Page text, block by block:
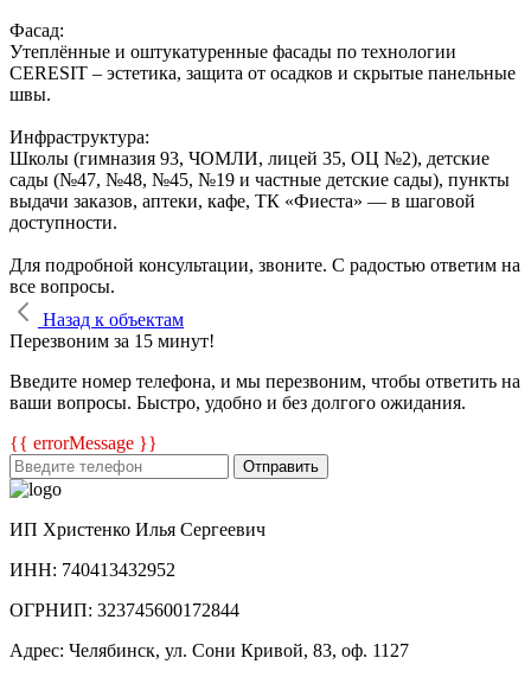
Фасад:
Утеплённые и оштукатуренные фасады по технологии
CERESIT – эстетика, защита от осадков и скрытые панельные
швы.
Инфраструктура:
Школы (гимназия 93, ЧОМЛИ, лицей 35, ОЦ №2), детские
сады (№47, №48, №45, №19 и частные детские сады), пункты
выдачи заказов, аптеки, кафе, ТК «Фиеста» — в шаговой
доступности.
Для подробной консультации, звоните. С радостью ответим на
все вопросы.
Назад к объектам
Перезвоним за 15 минут!
Введите номер телефона, и мы перезвоним, чтобы ответить на
ваши вопросы. Быстро, удобно и без долгого ожидания.
{{ errorMessage }}
Отправить
ИП Христенко Илья Сергеевич
ИНН: 740413432952
ОГРНИП: 323745600172844
Адрес: Челябинск, ул. Сони Кривой, 83, оф. 1127